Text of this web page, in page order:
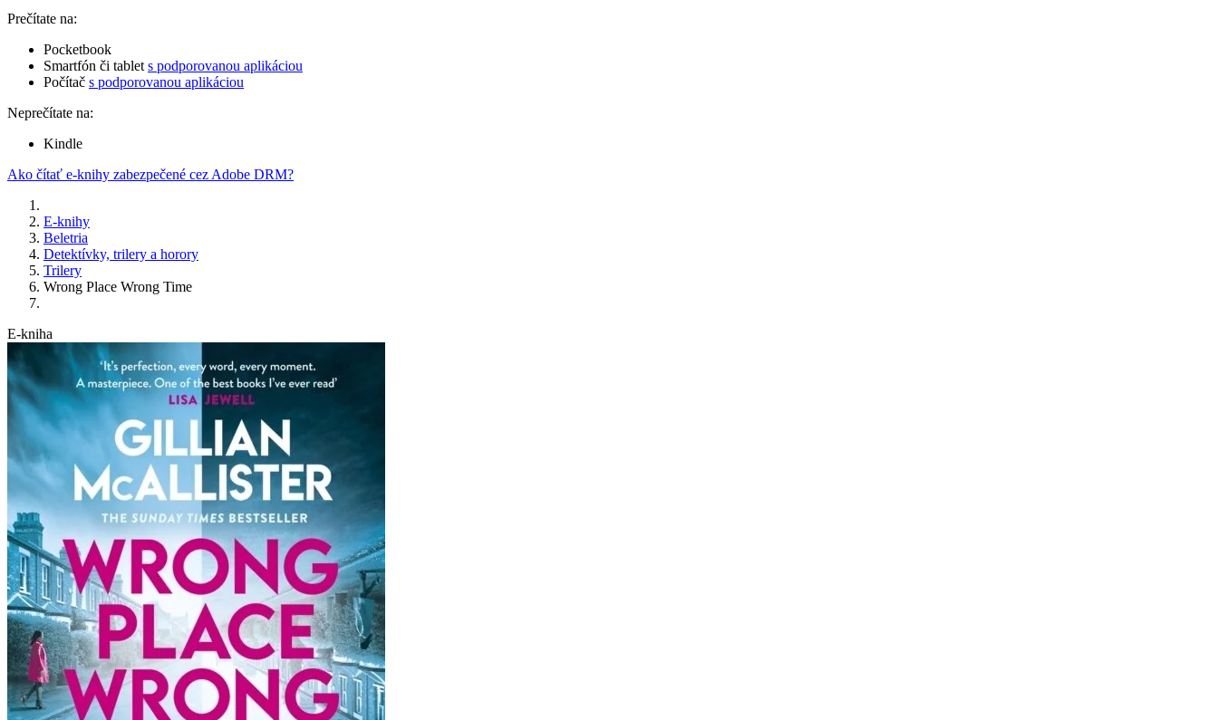
Prečítate na:
Pocketbook
Smartfón či tablet s podporovanou aplikáciou
Počítač s podporovanou aplikáciou
Neprečítate na:
Kindle
Ako čítať e-knihy zabezpečené cez Adobe DRM?
E-knihy
Beletria
Detektívky, trilery a horory
Trilery
Wrong Place Wrong Time
E-kniha